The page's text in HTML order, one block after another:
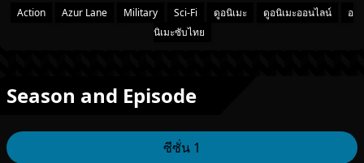
Action Azur Lane Military Sci-Fi ดูอนิเมะ ดูอนิเมะออนไลน์
อ
นิเมะซับไทย
Season and Episode
ซีซั่น 1